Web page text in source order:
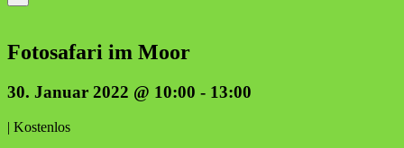
Foto­sa­fa­ri im Moor
30. Januar 2022 @ 10:00 - 13:00
| Kostenlos